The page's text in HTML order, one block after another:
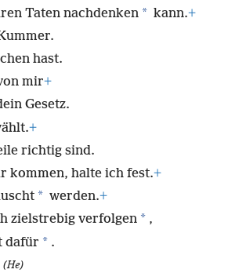
Taten nachdenken * kann.+
hast.
mir+
Gesetz.
+
richtig sind.
kommen, halte ich fest.+
* werden.+
zielstrebig verfolgen * ,
dafür * .
(He)